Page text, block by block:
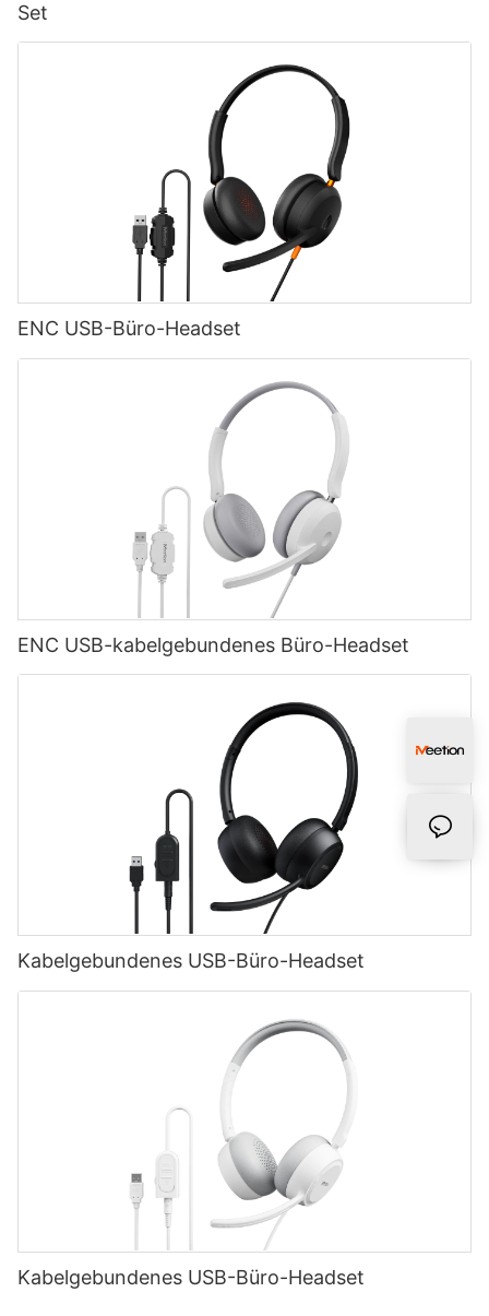
Set
ENC USB-Büro-Headset
ENC USB-kabelgebundenes Büro-Headset
Kabelgebundenes USB-Büro-Headset
Kabelgebundenes USB-Büro-Headset